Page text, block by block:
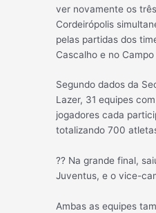
ver novamente os
Cordeirópolis
pelas partidas dos
Cascalho e no Campo
Segundo dados da
Lazer, 31 equipes
jogadores cada
totalizando 700
?? Na grande final,
Juventus, e o vice-
Ambas as equipes